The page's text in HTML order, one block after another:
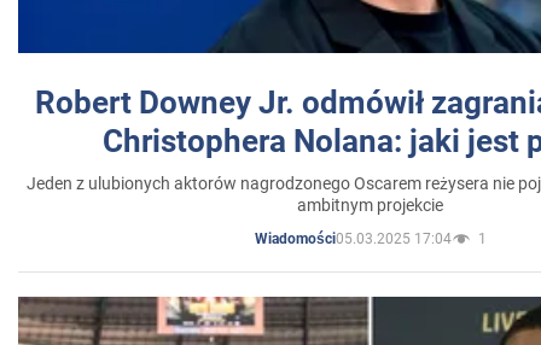
Robert Downey Jr. odmówił
Christophera Nolana: jaki jest
Jeden z ulubionych aktorów nagrodzonego Oscarem reżysera nie
ambitnym projekcie
Wiadomości05.03.2025 17:04 1